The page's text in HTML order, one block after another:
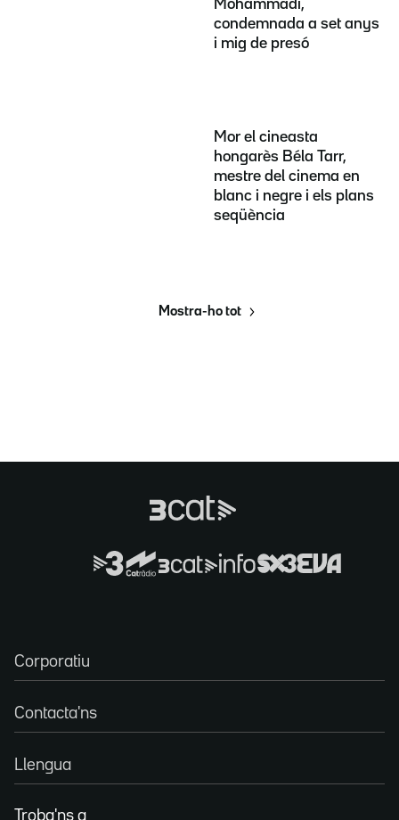
Mohammadi,
condemnada a set anys
i mig de presó
Mor el cineasta
hongarès Béla Tarr,
mestre del cinema en
blanc i negre i els plans
seqüència
Mostra-ho tot
Corporatiu
Contacta'ns
Llengua
Troba'ns a